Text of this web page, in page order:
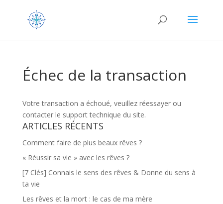
Échec de la transaction
Votre transaction a échoué, veuillez réessayer ou
contacter le support technique du site.
ARTICLES RÉCENTS
Comment faire de plus beaux rêves ?
« Réussir sa vie » avec les rêves ?
[7 Clés] Connais le sens des rêves & Donne du sens à
ta vie
Les rêves et la mort : le cas de ma mère